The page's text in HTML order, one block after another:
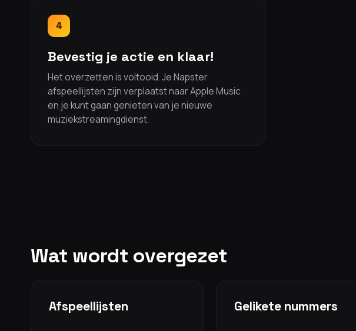
4
Bevestig je actie en klaar!
Het overzetten is voltooid. Je Napster
afspeellijsten zijn verplaatst naar Apple Music
en je kunt gaan genieten van je nieuwe
muziekstreamingdienst.
Wat wordt overgezet
Afspeellijsten Gelikete nummers